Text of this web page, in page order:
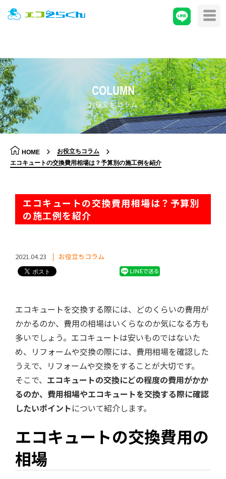
COLUMN
お役立ちコラム
HOME
お役立ちコラム
エコキュートの交換費用相場は？予算別の施工例を紹介
エコキュートの交換費用相場は？予算別
の施工例を紹介
2021.04.23 お役立ちコラム
エコキュートを交換する際には、どのくらいの費用が
かかるのか、費用の相場はいくらなのか気になる方も
多いでしょう。エコキュートは安いものではないた
め、リフォームや交換の際には、費用相場を確認した
うえで、リフォームや交換をすることが大切です。
そこで、 エコキュートの交換にどの程度の費用がかか
るのか、費用相場やエコキュートを交換する際に確認
したいポイントについて紹介します。
エコキュートの交換費用の
相場